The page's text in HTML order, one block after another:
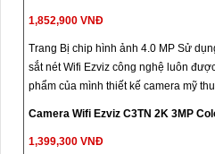
1,852,900 VNĐ
Trang Bị chip hình ảnh 4.0 MP Sử
sắt nét Wifi Ezviz công nghệ luôn
phẩm của mình thiết kế camera mỹ
Camera Wifi Ezviz C3TN 2K 3MP
1,399,300 VNĐ